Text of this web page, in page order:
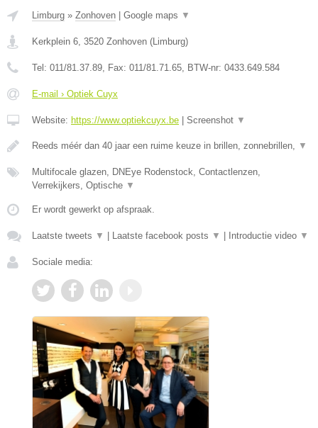
Limburg » Zonhoven Google maps ▼
Kerkplein 6, 3520 Zonhoven (Limburg)
Tel: 011/81.37.89, Fax: 011/81.71.65, BTW-nr: 0433.649.584
E-mail › Optiek Cuyx
Website: https://www.optiekcuyx.be Screenshot ▼
Reeds méér dan 40 jaar een ruime keuze in brillen, zonnebrillen, ▼
Multifocale glazen, DNEye Rodenstock, Contactlenzen,
Verrekijkers, Optische ▼
Er wordt gewerkt op afspraak.
Laatste tweets ▼ Laatste facebook posts ▼ Introductie video ▼
Sociale media: